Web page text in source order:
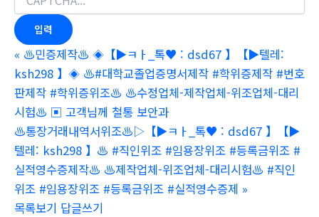
« ♨️민증제작♨️ ◈【▶ㅋㅏ_톡♥ : dsd67 】【▶텔레:
ksh298 】◈ ♨️#대학교졸업증명서제작 #학위증제작 #번호
판제작 #학위증위조♨️ ♨️수정업체-제작업체-위조업체-대리
시험♨️ ▣ 고객님께 철통 보안과
♨️통장거래내역서위조♨️▷【▶ㅋㅏ_톡♥ : dsd67 】【▶
텔레: ksh298 】♨️ #직인위조 #임용장위조 #등록금위조 #
실적영수증제작♨️ ♨️제작업체-위조업체-대리시험♨️ #직인
위조 #임용장위조 #등록금위조 #실적영수증제 »
목록보기 답글쓰기